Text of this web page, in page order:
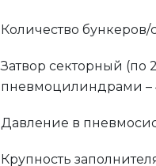
Количество
Затвор секторный (по
пневмоцилиндрами –
Давление в
Крупность